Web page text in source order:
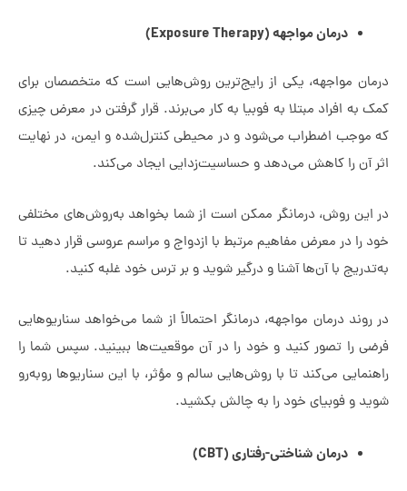
درمان مواجهه (Exposure Therapy)
مواجهه، یکی از رایج‌ترین روش‌هایی است که متخصصان برای
افراد مبتلا به فوبیا به کار می‌برند. قرار گرفتن در معرض چیزی
اضطراب می‌شود و در محیطی کنترل‌شده و ایمن، در نهایت
را کاهش می‌دهد و حساسیت‌زدایی ایجاد می‌کند.
روش، درمانگر ممکن است از شما بخواهد به‌روش‌های مختلفی
در معرض مفاهیم مرتبط با ازدواج و مراسم عروسی قرار دهید تا
با آن‌ها آشنا و درگیر شوید و بر ترس خود غلبه کنید.
درمان مواجهه، درمانگر احتمالاً از شما می‌خواهد سناریوهایی
را تصور کنید و خود را در آن موقعیت‌ها ببینید. سپس شما را
می‌کند تا با روش‌هایی سالم و مؤثر، با این سناریوها روبه‌رو
و فوبیای خود را به چالش بکشید.
درمان شناختی-رفتاری (CBT)